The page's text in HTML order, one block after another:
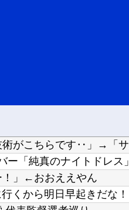
！」←おおええやん